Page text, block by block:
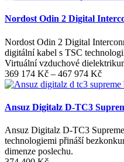
Nordost Odin 2 Digital
Nordost Odin 2 Digital
digitální kabel s TSC
Virtuální vzduchové
369 174 Kč – 467 974 Kč
cen:
174
až
974
Ansuz Digitalz D-TC3
Ansuz Digitalz D-TC3
technologiemi přináší
dimenze poslechu.